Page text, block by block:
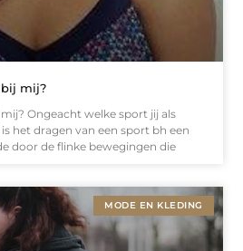
mij?
Ongeacht welke sport jij als
het dragen van een sport bh een
door de flinke bewegingen die
MODE EN KLEDING